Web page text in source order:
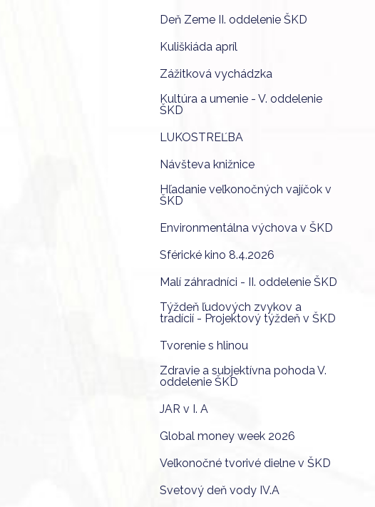
Deň Zeme II. oddelenie ŠKD
Kuliškiáda apríl
Zážitková vychádzka
Kultúra a umenie - V. oddelenie
ŠKD
LUKOSTREĽBA
Návšteva knižnice
Hľadanie veľkonočných vajíčok v
ŠKD
Environmentálna výchova v ŠKD
Sférické kino 8.4.2026
Malí záhradníci - II. oddelenie ŠKD
Týždeň ľudových zvykov a
tradícií - Projektový týždeň v ŠKD
Tvorenie s hlinou
Zdravie a subjektívna pohoda V.
oddelenie ŠKD
JAR v I. A
Global money week 2026
Veľkonočné tvorivé dielne v ŠKD
Svetový deň vody IV.A